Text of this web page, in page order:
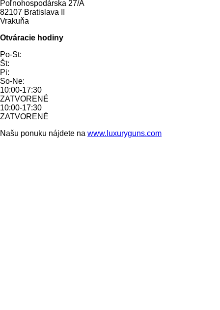
Poľnohospodárska 27/A
82107 Bratislava II
Vrakuňa
Otváracie hodiny
Po-St:
Št:
Pi:
So-Ne:
10:00-17:30
ZATVORENÉ
10:00-17:30
ZATVORENÉ
Našu ponuku nájdete na www.luxuryguns.com